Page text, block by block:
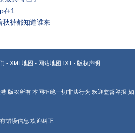
在1
秋裤都知道谁来
- XML地图 - 网站地图TXT- 版权声明
版权所有 本网拒绝一切非法行为 欢迎监督举报 如
有错误信息 欢迎纠正